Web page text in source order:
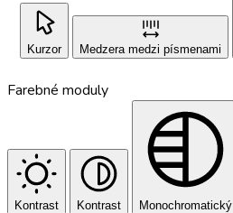
Kurzor Medzera medzi písmenami
Farebné moduly
Kontrast Kontrast Monochromatický